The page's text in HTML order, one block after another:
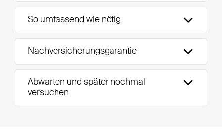
So umfassend wie nötig
Nachversicherungsgarantie
Abwarten und später nochmal
versuchen